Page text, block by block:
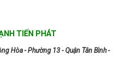
TIẾN PHÁT
Hòa - Phường 13 - Quận Tân Bình -